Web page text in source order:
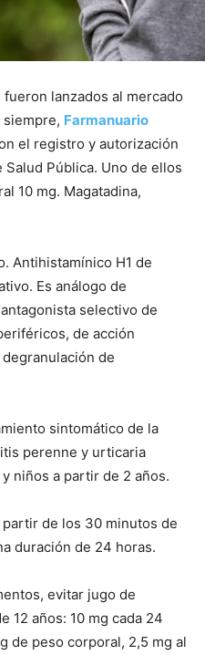
lanzados al mercado
siempre, Farmanuario
el registro y autorización
Pública. Uno de ellos
10 mg. Magatadina,
Antihistamínico H1 de
Es análogo de
selectivo de
de acción
de
sintomático de la
perenne y urticaria
niños a partir de 2 años.
de los 30 minutos de
duración de 24 horas.
evitar jugo de
12 años: 10 mg cada 24
de peso corporal, 2,5 mg al